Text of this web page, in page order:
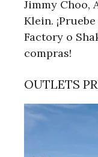
Jimmy Choo,
Klein.
Factory o
compras!
OUTLETS